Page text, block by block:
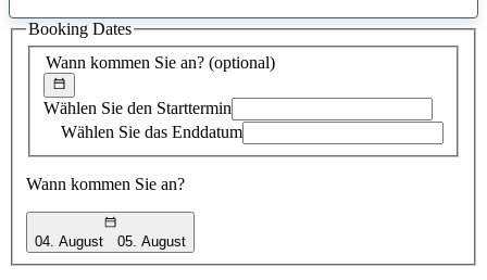
gefundener
Vorschlag
Wann kommen Sie an? (optional)
Wählen Sie den Starttermin
Wählen Sie das Enddatum
Wann kommen Sie an?
04. August 05. August
Booking Dates